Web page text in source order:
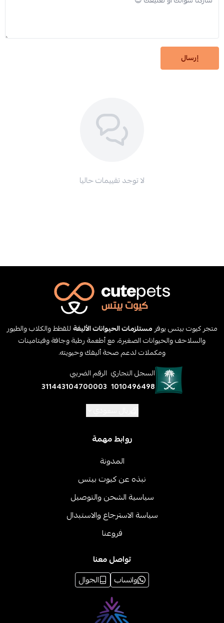
إرسال
لا توجد تقييمات حاليا
متجر كيوت بيتس يوفر مستلزمات الحيوانات الأليفةللقطط والكلاب والطيور
والسلاحف والحيوانات الصغيرة، مع أطعمة رطبة وجافة وفيتامينات
ومكملات لدعم صحة أليفك وحيويته.
السجل التجاري
1010496498
الرقم الضريبي
311443104700003
روابط مهمة
المدونة
نبذه عن كيوت بيتس
سياسية الشحن والتوصيل
سياسة الاسترجاع والاستبدال
فروعنا
تواصل معنا
واتساب
الجوال